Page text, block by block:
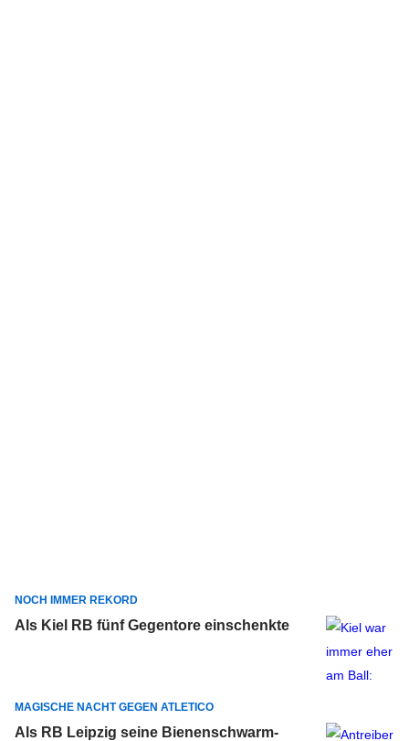
NOCH IMMER REKORD
Als Kiel RB fünf Gegentore einschenkte
MAGISCHE NACHT GEGEN ATLETICO
Als RB Leipzig seine Bienenschwarm-